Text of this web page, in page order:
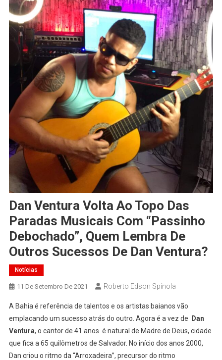
Dan Ventura Volta Ao Topo Das
Paradas Musicais Com “Passinho
Debochado”, Quem Lembra De
Outros Sucessos De Dan Ventura?
Notícias
11 De Setembro De 2021 Roberto Edson Spínola
A Bahia é referência de talentos e os artistas baianos vão
emplacando um sucesso atrás do outro. Agora é a vez de Dan
Ventura, o cantor de 41 anos é natural de Madre de Deus, cidade
que fica a 65 quilômetros de Salvador. No início dos anos 2000,
Dan criou o ritmo da “Arroxadeira”, precursor do ritmo